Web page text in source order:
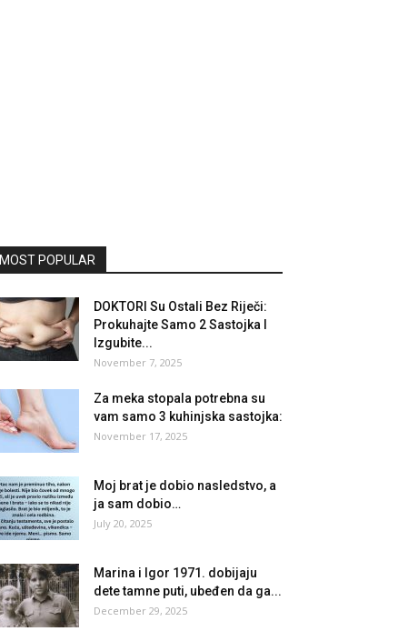
MOST POPULAR
DOKTORI Su Ostali Bez Riječi:
Prokuhajte Samo 2 Sastojka I
Izgubite...
November 7, 2025
Za meka stopala potrebna su
vam samo 3 kuhinjska sastojka:
November 17, 2025
Moj brat je dobio nasledstvo, a
ja sam dobio…
July 20, 2025
Marina i Igor 1971. dobijaju
dete tamne puti, ubeđen da ga...
December 29, 2025